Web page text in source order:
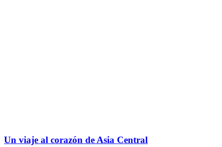
Un viaje al corazón de Asia Central